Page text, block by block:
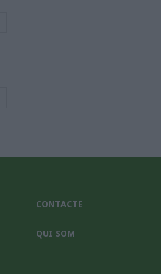
CONTACTE
QUI SOM